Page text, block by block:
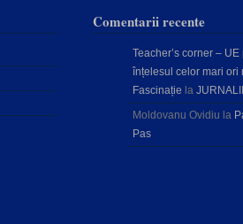
Comentarii recente
Teacher’s corner – UE
înțelesul celor mari ori
Fascinație la
Moldovanu Ovidiu la
Pas